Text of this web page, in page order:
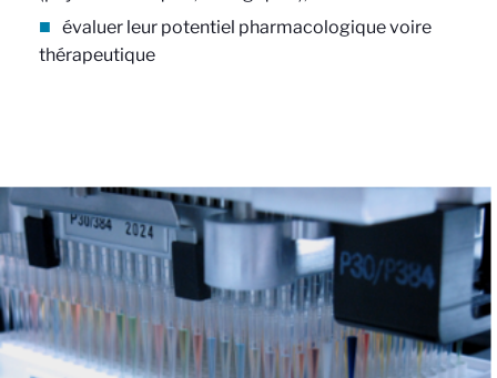
évaluer leur potentiel pharmacologique voire
thérapeutique